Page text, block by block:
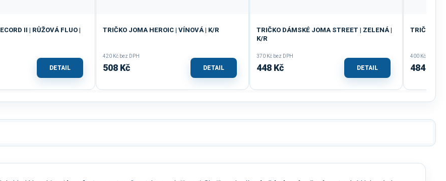
II | RŮŽOVÁ FLUO |
DETAIL
TRIČKO JOMA HEROIC | VÍNOVÁ | K/R
420 Kč bez DPH
508 Kč DETAIL
TRIČKO DÁMSKÉ JOMA STREET | ZELENÁ |
K/R
370 Kč bez DPH
448 Kč DETAIL
TRIČKO
400 Kč bez
484 Kč